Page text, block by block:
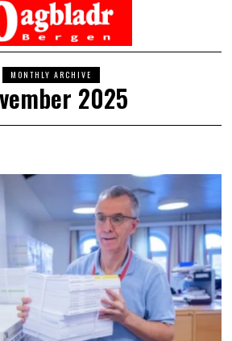
MONTHLY ARCHIVE
2025